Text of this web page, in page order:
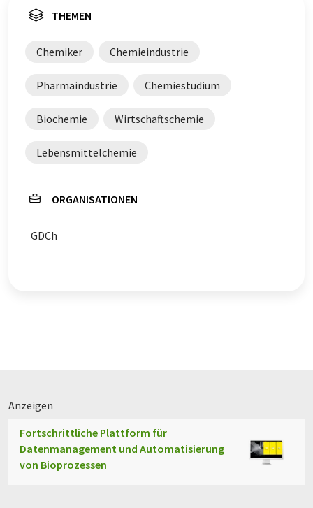
THEMEN
Chemiker Chemieindustrie
Pharmaindustrie Chemiestudium
Biochemie Wirtschaftschemie
Lebensmittelchemie
ORGANISATIONEN
GDCh
Anzeigen
Fortschrittliche Plattform für
Datenmanagement und Automatisierung
von Bioprozessen